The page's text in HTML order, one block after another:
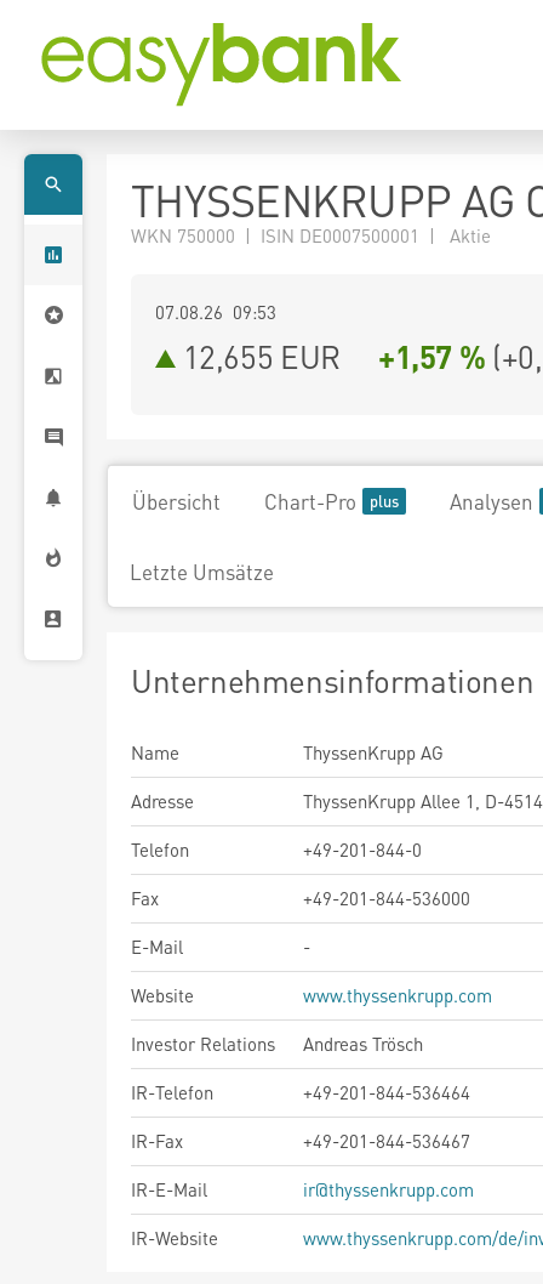
THYSSENKRUPP AG
WKN 750000 | ISIN DE0007500001 | Aktie
07.08.26 09:53
12,655 EUR +1,57 % (
Übersicht Chart-Pro Analysen
Letzte Umsätze
Unternehmensinformationen
Name
ThyssenKrupp AG
Adresse
ThyssenKrupp Allee 1, D-
Telefon
+49-201-844-0
Fax
+49-201-844-536000
E-Mail
-
Website
www.thyssenkrupp.com
Investor Relations
Andreas Trösch
IR-Telefon
+49-201-844-536464
IR-Fax
+49-201-844-536467
IR-E-Mail
ir@thyssenkrupp.com
IR-Website
www.thyssenkrupp.com/de/